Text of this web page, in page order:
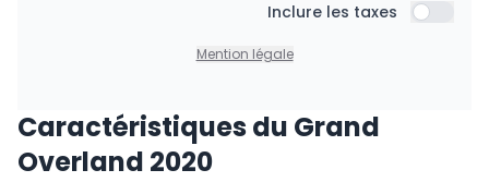
216 $/Sem.
Inclure les taxes Inclure
Mention légale
Caractéristiques du Grand
Overland 2020